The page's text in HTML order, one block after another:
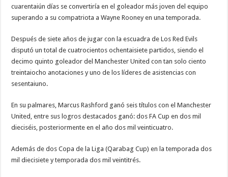
cuarentaiún días se convertiría en el goleador más joven del equipo
superando a su compatriota a Wayne Rooney en una temporada.
Después de siete años de jugar con la escuadra de Los Red Evils
disputó un total de cuatrocientos ochentaisiete partidos, siendo el
decimo quinto goleador del Manchester United con tan solo ciento
treintaiocho anotaciones y uno de los líderes de asistencias con
sesentaiuno.
En su palmares, Marcus Rashford ganó seis títulos con el Manchester
United, entre sus logros destacados ganó: dos FA Cup en dos mil
dieciséis, posteriormente en el año dos mil veinticuatro.
Además de dos Copa de la Liga (Qarabag Cup) en la temporada dos
mil diecisiete y temporada dos mil veintitrés.